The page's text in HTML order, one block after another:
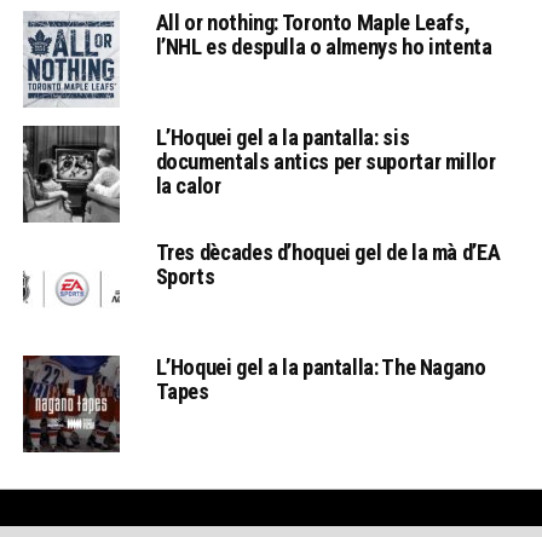
All or nothing: Toronto Maple Leafs,
l’NHL es despulla o almenys ho intenta
L’Hoquei gel a la pantalla: sis
documentals antics per suportar millor
la calor
Tres dècades d’hoquei gel de la mà d’EA
Sports
L’Hoquei gel a la pantalla: The Nagano
Tapes